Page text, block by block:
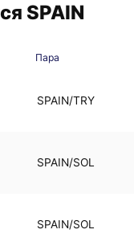
SPAIN
Пара
SPAIN/TRY
SPAIN/SOL
SPAIN/SOL